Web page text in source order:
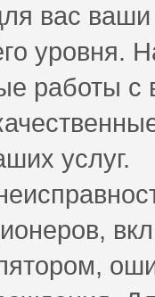
вас
уровня.
работы с
услуг.